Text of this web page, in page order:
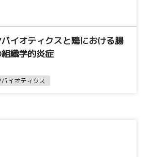
イオティクスと鶏における腸
織学的炎症
バイオティクス